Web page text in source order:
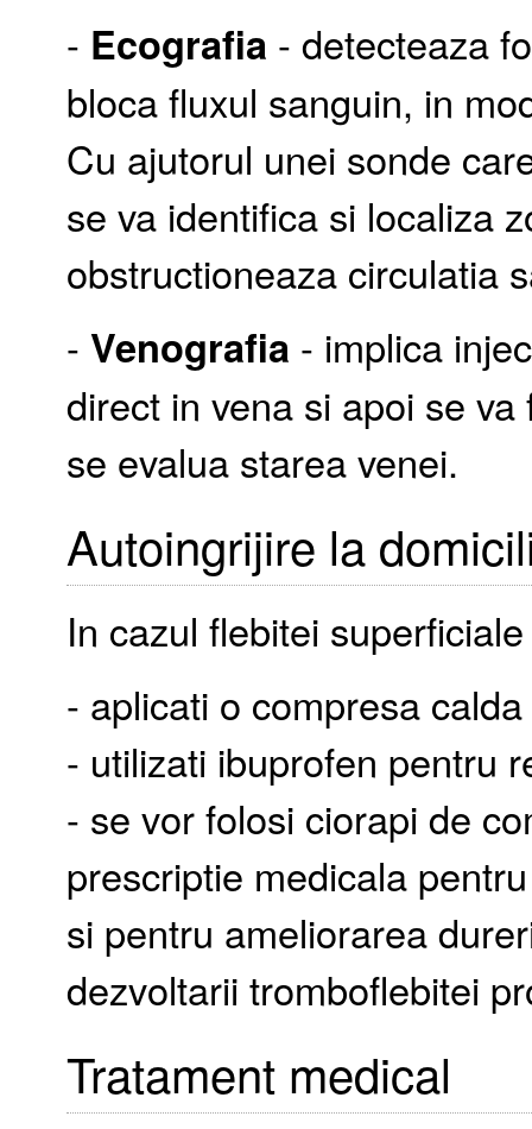
- Ecografia - detecteaza
bloca fluxul sanguin, in
Cu ajutorul unei sonde
se va identifica si localiza
obstructioneaza circulatia
- Venografia - implica
direct in vena si apoi se
se evalua starea venei.
Autoingrijire la
In cazul flebitei
- aplicati o compresa
- utilizati ibuprofen pentru
- se vor folosi ciorapi de
prescriptie medicala
si pentru ameliorarea
dezvoltarii tromboflebitei
Tratament medical